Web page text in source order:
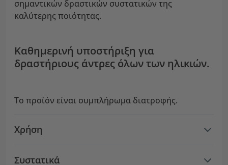
σημαντικών δραστικών συστατικών της
καλύτερης ποιότητας.
Καθημερινή υποστήριξη για
δραστήριους άντρες όλων των ηλικιών.
Το προϊόν είναι συμπλήρωμα διατροφής.
Χρήση
Συστατικά